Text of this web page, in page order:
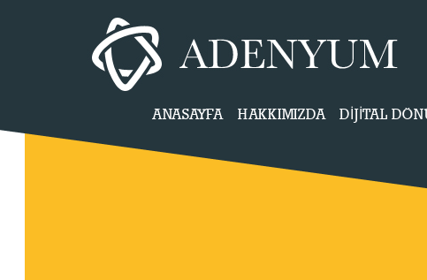
ANASAYFA HAKKIMIZDA DİJİTAL